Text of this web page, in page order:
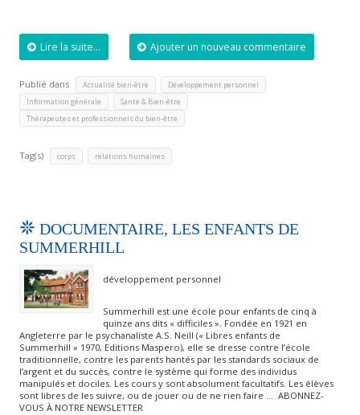
Lire la suite... Ajouter un nouveau commentaire
Publié dans Actualité bien-être Développement personnel
Information générale Santé & Bien-être
Thérapeutes et professionnels du bien-être
Tag(s) corps relations humaines
DOCUMENTAIRE, LES ENFANTS DE
SUMMERHILL
développement personnel
Summerhill est une école pour enfants de cinq à
quinze ans dits « difficiles ». Fondée en 1921 en
Angleterre par le psychanaliste A.S. Neill (« Libres enfants de
Summerhill » 1970, Editions Maspero), elle se dresse contre l’école
traditionnelle, contre les parents hantés par les standards sociaux de
l’argent et du succès, contre le système qui forme des individus
manipulés et dociles. Les cours y sont absolument facultatifs. Les élèves
sont libres de les suivre, ou de jouer ou de ne rien faire … ABONNEZ-
VOUS À NOTRE NEWSLETTER